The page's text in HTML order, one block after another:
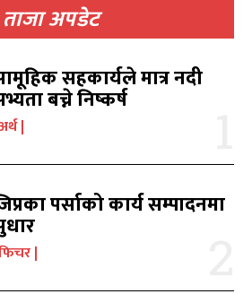
एफएम सुन्नुहोस
एफएम सुन्नुहोस
ताजा अपडेट
सहकार्यले मात्र नदी
बच्ने निष्कर्ष
पर्साको कार्य सम्पादनमा